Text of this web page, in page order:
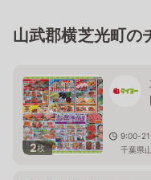
山武郡横芝光町の
2枚
9:00-
千葉県